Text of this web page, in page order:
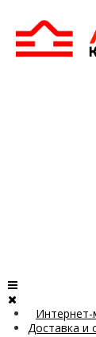
Интернет-
Доставка и